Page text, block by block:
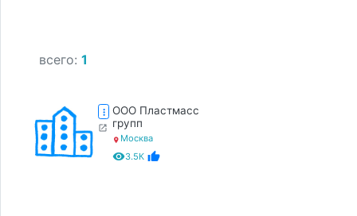
всего: 1
more_vert
open_in_new
ООО Пластмасс
групп
location_on Москва
remove_red_eye3.5К thumb_up